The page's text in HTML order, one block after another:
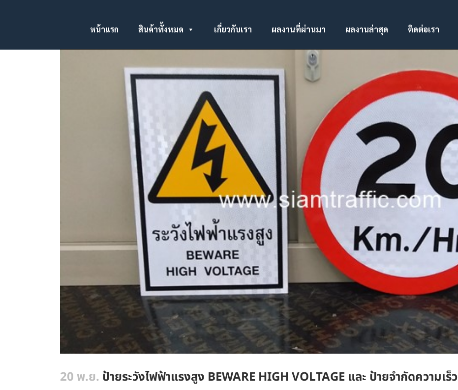
หน้าแรก สินค้าทั้งหมด เกี่ยวกับเรา ผลงานที่ผ่านมา ผลงานล่าสุด ติดต่อเรา
20 พ.ย. ป้ายระวังไฟฟ้าแรงสูง BEWARE HIGH VOLTAGE และ ป้ายจำกัดความเร็ว